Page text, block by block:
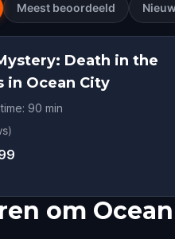
Meest beoordeeld
Death in the
in Ocean City
90 min
om